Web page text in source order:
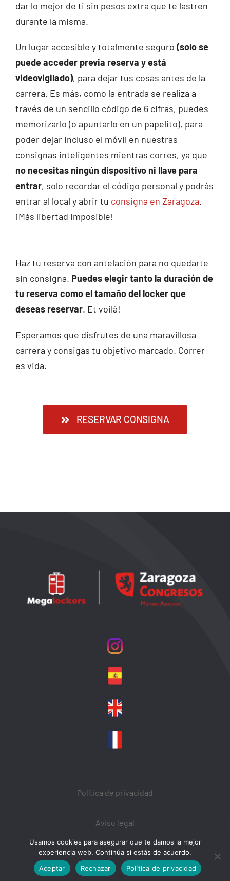
dar lo mejor de ti sin pesos extra que te lastren
durante la misma.
Un lugar accesible y totalmente seguro (solo se
puede acceder previa reserva y está
videovigilado), para dejar tus cosas antes de la
carrera. Es más, como la entrada se realiza a
través de un sencillo código de 6 cifras, puedes
memorizarlo (o apuntarlo en un papelito), para
poder dejar incluso el móvil en nuestras
consignas inteligentes mientras corres, ya que
no necesitas ningún dispositivo ni llave para
entrar, solo recordar el código personal y podrás
entrar al local y abrir tu consigna en Zaragoza.
¡Más libertad imposible!
Haz tu reserva con antelación para no quedarte
sin consigna. Puedes elegir tanto la duración de
tu reserva como el tamaño del locker que
deseas reservar. Et voilà!
Esperamos que disfrutes de una maravillosa
carrera y consigas tu objetivo marcado. Correr
es vida.
RESERVAR CONSIGNA
Política de privacidad
Aviso legal
Política de Cookies
Usamos cookies para asegurar que te damos la mejor
experiencia web. Continúa si estás de acuerdo.
Aceptar
Rechazar Política de privacidad